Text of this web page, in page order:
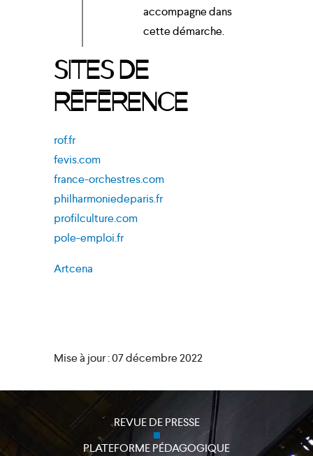
accompagne dans
cette démarche.
Sites de
référence
rof.fr
fevis.com
france-orchestres.com
philharmoniedeparis.fr
profilculture.com
pole-emploi.fr
Artcena
Mise à jour : 07 décembre 2022
REVUE DE PRESSE
PLATEFORME PÉDAGOGIQUE